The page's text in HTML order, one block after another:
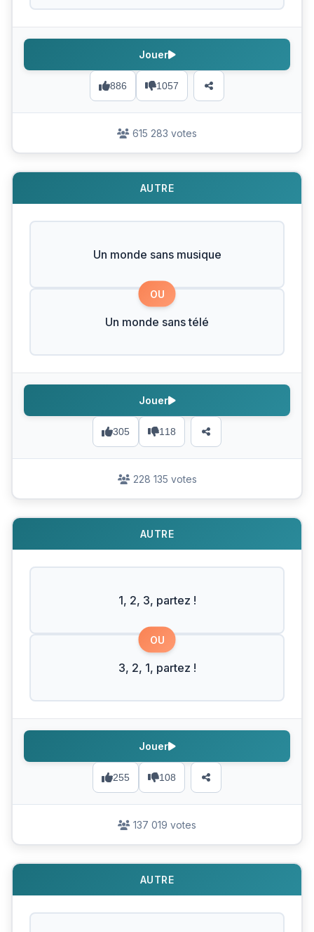
886 1057
Jouer
615 283 votes
AUTRE
Un monde sans musique
OU
Un monde sans télé
305 118
Jouer
228 135 votes
AUTRE
1, 2, 3, partez !
OU
3, 2, 1, partez !
255 108
Jouer
137 019 votes
AUTRE